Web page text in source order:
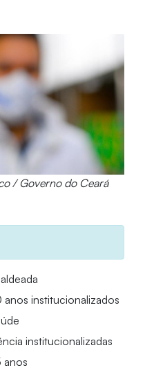
/ Governo do Ceará
institucionalizados
institucionalizadas
anos